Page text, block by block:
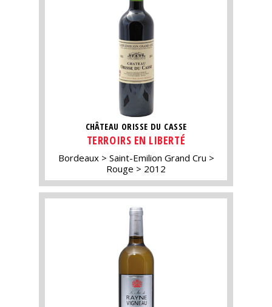
CHÂTEAU ORISSE DU CASSE
TERROIRS EN LIBERTÉ
Bordeaux
Saint-Emilion Grand Cru
Rouge
2012